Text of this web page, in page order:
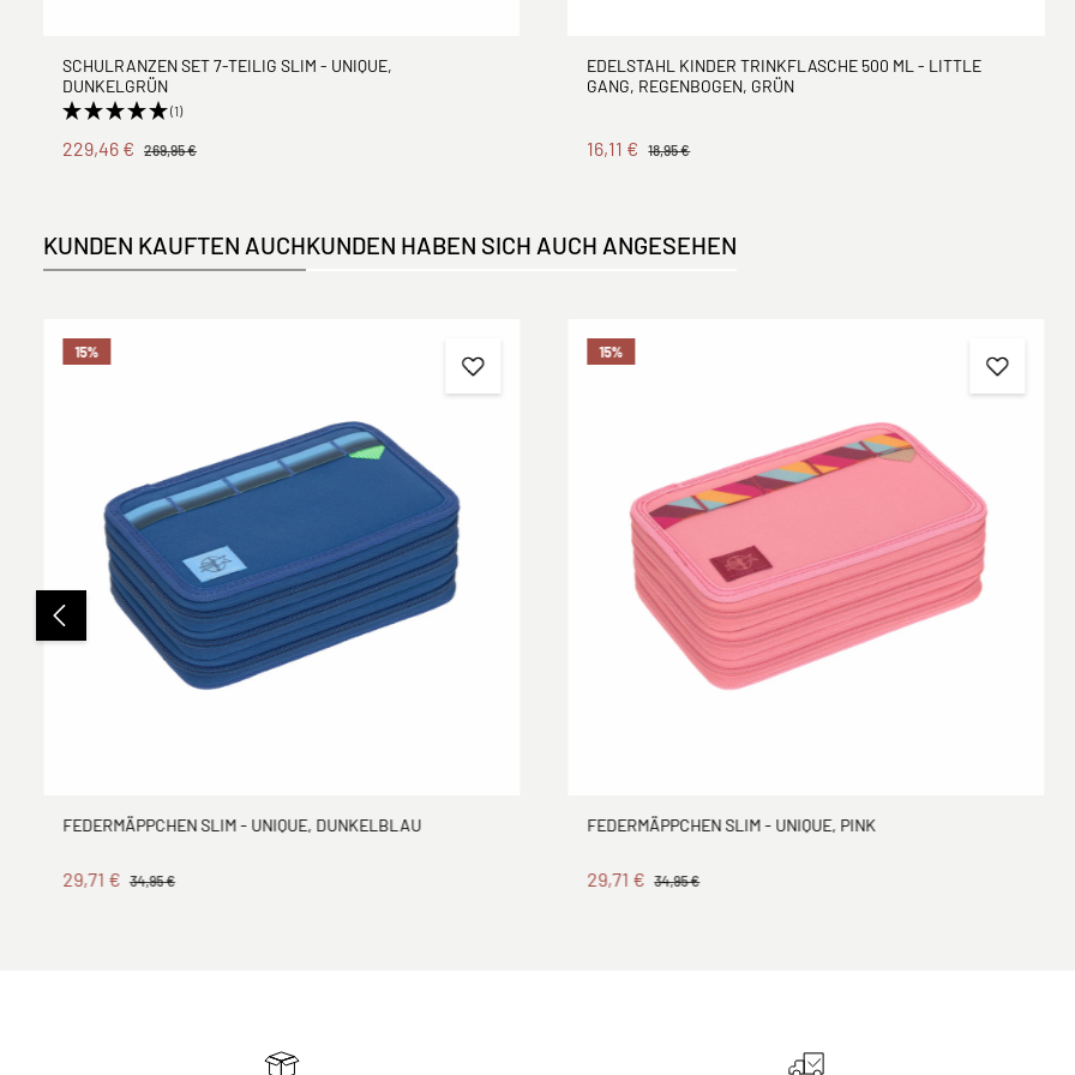
SCHULRANZEN SET 7-TEILIG SLIM - UNIQUE,
DUNKELGRÜN
(1)
229,46 € 269,95 €
EDELSTAHL KINDER TRINKFLASCHE 500 ML - LITTLE
GANG, REGENBOGEN, GRÜN
16,11 € 18,95 €
KUNDEN KAUFTEN AUCHKUNDEN HABEN SICH AUCH ANGESEHEN
15%
FEDERMÄPPCHEN SLIM - UNIQUE, DUNKELBLAU
29,71 € 34,95 €
15%
FEDERMÄPPCHEN SLIM - UNIQUE, PINK
29,71 € 34,95 €